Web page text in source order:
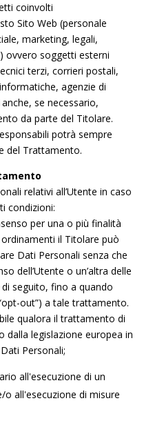
coinvolti
Sito Web (personale
marketing, legali,
ovvero soggetti esterni
terzi, corrieri postali,
agenzie di
se necessario,
da parte del Titolare.
potrà sempre
del Trattamento.
relativi all’Utente in caso
condizioni:
per una o più finalità
il Titolare può
Dati Personali senza che
dell’Utente o un’altra delle
seguito, fino a quando
out”) a tale trattamento.
qualora il trattamento di
dalla legislazione europea in
Personali;
all'esecuzione di un
o all'esecuzione di misure